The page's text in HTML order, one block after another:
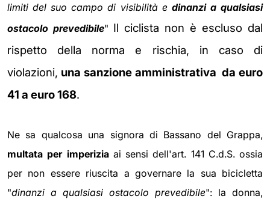
limiti del suo campo di visibilità edinanzi a qualsiasi
ostacolo prevedibile" Il ciclista non è escluso dal
rispetto della norma e rischia, in caso di
violazioni, una sanzione amministrativa da euro
41 a euro 168.
Ne sa qualcosa una signora di Bassano del Grappa,
multata per imperiziaai sensi dell'art. 141 C.d.S. ossia
per non essere riuscita a governare la sua bicicletta
"dinanzi a qualsiasi ostacolo prevedibile": la donna,